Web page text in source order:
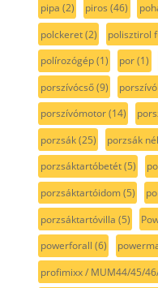
pipa (2) piros (46)
polckeret(2) polisztirol
polírozógép(1) por(1)
porszívócső(9)
porszívómotor(14)
porzsák(25) porzsák
porzsáktartóbetét(5)
porzsáktartóidom(5)
porzsáktartóvilla (5)
powerforall (6)
profimixx / MUM44/45/